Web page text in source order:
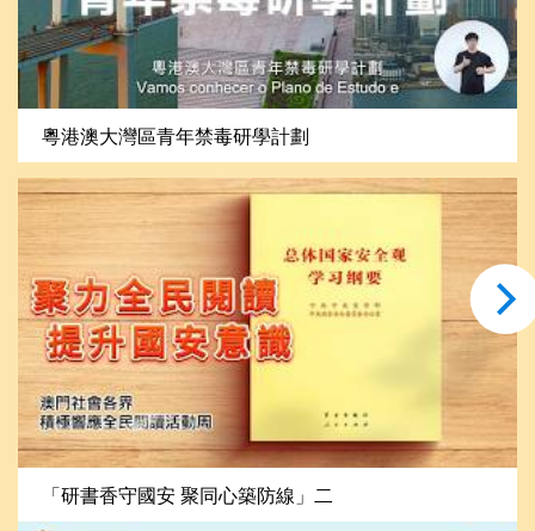
粵港澳大灣區青年禁毒研學計劃
「研書香守國安 聚同心築防線」二